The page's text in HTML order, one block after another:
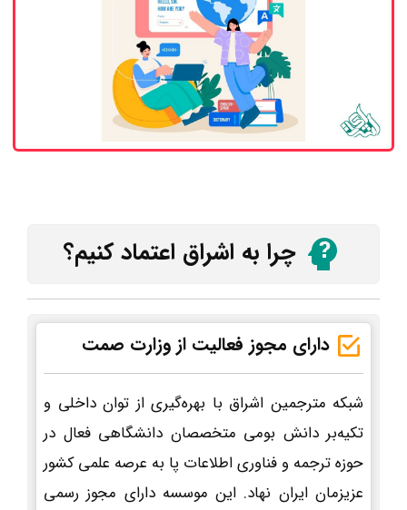
چرا به اشراق اعتماد کنیم؟
دارای مجوز فعالیت از وزارت صمت
شبکه مترجمین اشراق با بهره‌گیری از توان داخلی و
تکیه‌بر دانش بومی متخصصان دانشگاهی فعال در
حوزه ترجمه و فناوری اطلاعات پا به عرصه علمی کشور
عزیزمان ایران نهاد. این موسسه دارای مجوز رسمی